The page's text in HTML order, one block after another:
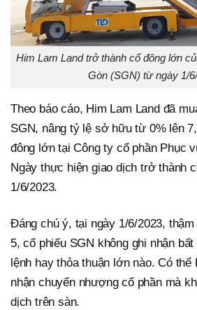
Him Lam Land trở thành cổ đông lớn
Gòn (SGN) từ ngày 1/
Theo báo cáo, Him Lam Land đã
SGN, nâng tỷ lệ sở hữu từ 0% lên
đông lớn tại Công ty cổ phần Phục
Ngày thực hiện giao dịch trở thành
1/6/2023.
Đáng chú ý, tại ngày 1/6/2023,
5, cổ phiếu SGN không ghi nhận
lệnh hay thỏa thuận lớn nào. Có thể
nhận chuyển nhượng cổ phần mà
dịch trên sàn.